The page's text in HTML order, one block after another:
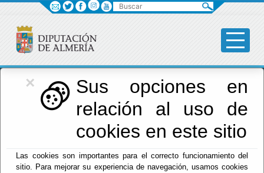
×
Sus opciones en
relación al uso de
cookies en este sitio
Las cookies son importantes para el correcto funcionamiento del
sitio. Para mejorar su experiencia de navegación, usamos cookies
Diputación
Menú Diputación
ÁLVARO IZQUIERDO ÁLVAREZ. TOMA DE POSESIÓN
Buscar